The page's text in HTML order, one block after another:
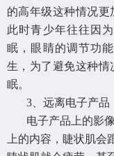
的高年级这种情况更
此时青少年往往因
眠，眼睛的调节功
生，为了避免这种
眠。
3、 远离电子产品
电子产品上的影
上的内容，睫状肌